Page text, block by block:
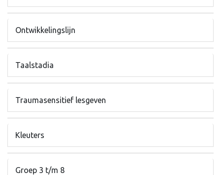
Ontwikkelingslijn
Taalstadia
Traumasensitief lesgeven
Kleuters
Groep 3 t/m 8